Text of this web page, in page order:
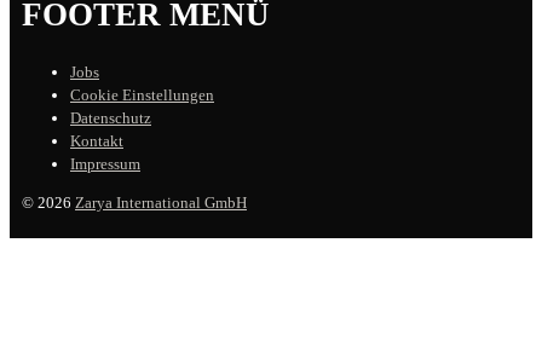
FOOTER MENÜ
Jobs
Cookie Einstellungen
Datenschutz
Kontakt
Impressum
© 2026 Zarya International GmbH